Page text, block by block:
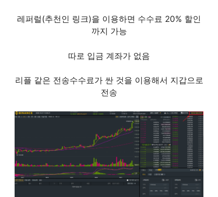
레퍼럴(추천인 링크)을 이용하면 수수료 20% 할인
까지 가능
따로 입금 계좌가 없음
리플 같은 전송수수료가 싼 것을 이용해서 지갑으로
전송